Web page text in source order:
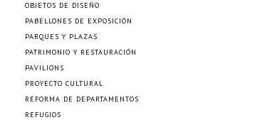
OBJETOS DE DISEÑO
PABELLONES DE EXPOSICIÓN
PARQUES Y PLAZAS
PATRIMONIO Y RESTAURACIÓN
PAVILIONS
PROYECTO CULTURAL
REFORMA DE DEPARTAMENTOS
REFUGIOS